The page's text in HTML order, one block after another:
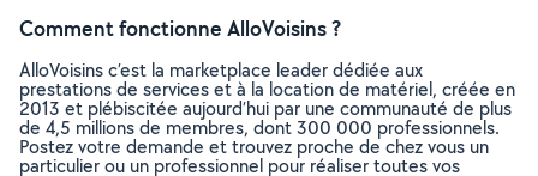
Comment fonctionne AlloVoisins ?
AlloVoisins c’est la marketplace leader dédiée aux
prestations de services et à la location de matériel, créée en
2013 et plébiscitée aujourd’hui par une communauté de plus
de 4,5 millions de membres, dont 300 000 professionnels.
Postez votre demande et trouvez proche de chez vous un
particulier ou un professionnel pour réaliser toutes vos